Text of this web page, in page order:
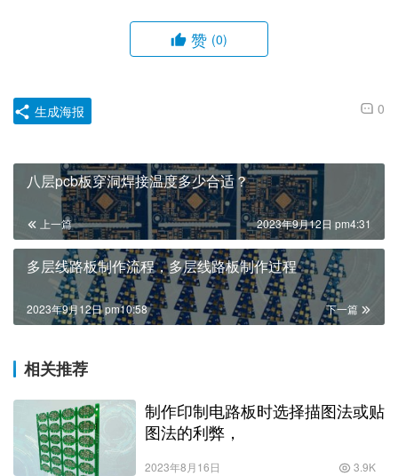
赞 (0)
0
生成海报
八层pcb板穿洞焊接温度多少合适？
上一篇 2023年9月12日 pm4:31
多层线路板制作流程，多层线路板制作过程
下一篇
2023年9月12日 pm10:58
相关推荐
制作印制电路板时选择描图法或贴
图法的利弊，
2023年8月16日 3.9K